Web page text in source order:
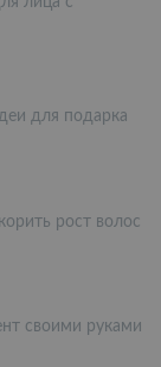
для подарка
рост волос
своими руками